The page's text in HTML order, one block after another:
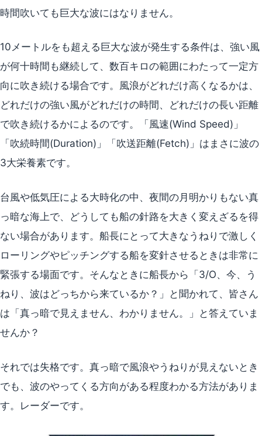
時間吹いても巨大な波にはなりません。
10メートルをも超える巨大な波が発生する条件は、強い風
が何十時間も継続して、数百キロの範囲にわたって一定方
向に吹き続ける場合です。風浪がどれだけ高くなるかは、
どれだけの強い風がどれだけの時間、どれだけの長い距離
で吹き続けるかによるのです。「風速(Wind Speed)」
「吹続時間(Duration)」「吹送距離(Fetch)」はまさに波の
3大栄養素です。
台風や低気圧による大時化の中、夜間の月明かりもない真
っ暗な海上で、どうしても船の針路を大きく変えざるを得
ない場合があります。船長にとって大きなうねりで激しく
ローリングやピッチングする船を変針させるときは非常に
緊張する場面です。そんなときに船長から「3/O、今、う
ねり、波はどっちから来ているか？」と聞かれて、皆さん
は「真っ暗で見えません、わかりません。」と答えていま
せんか？
それでは失格です。真っ暗で風浪やうねりが見えないとき
でも、波のやってくる方向がある程度わかる方法がありま
す。レーダーです。